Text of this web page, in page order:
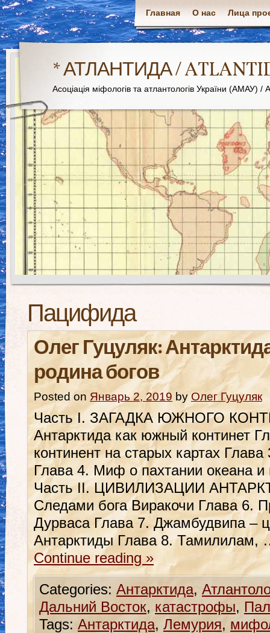
Главная О нас Лица
* АТЛАНТИДА /
Асоціація міфологів та атлантологів України
Пацифида
Олег Гуцуляк:
родина богов
Posted on Январь 2, 2019 by Олег Гуцуляк
Часть І. ЗАГАДКА ЮЖНОГО
Антарктида как южный континет
континент на старых картах
Глава 4. Миф о пахтании океана и
Часть ІІ. ЦИВИЛИЗАЦИИ
Следами бога Виракочи Глава 6.
Дурваса Глава 7. Джамбудвипа –
Антарктиды Глава 8. Тамилилам,
Continue reading »
Categories: Антарктида,
Дальний Восток, катастрофы,
Tags: Антарктида, Лемурия,